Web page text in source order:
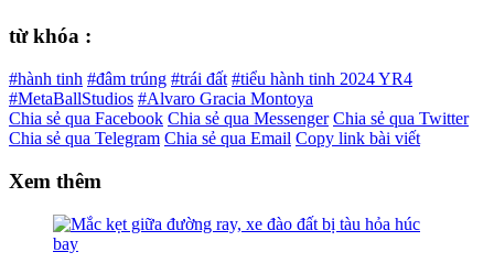
từ khóa :
#hành tinh #đâm trúng #trái đất #tiểu hành tinh 2024 YR4
#MetaBallStudios #Alvaro Gracia Montoya
Chia sẻ qua Facebook Chia sẻ qua Messenger Chia sẻ qua Twitter
Chia sẻ qua Telegram Chia sẻ qua Email Copy link bài viết
Xem thêm